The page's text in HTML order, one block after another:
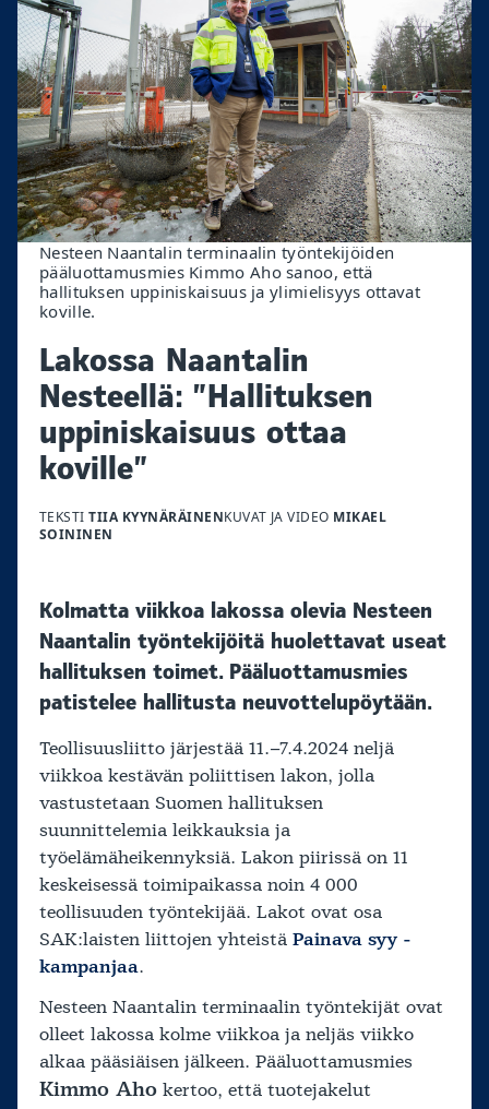
Nesteen Naantalin terminaalin työntekijöiden
pääluottamusmies Kimmo Aho sanoo, että
hallituksen uppiniskaisuus ja ylimielisyys ottavat
koville.
Lakossa Naantalin
Nesteellä: ”Hallituksen
uppiniskaisuus ottaa
koville”
TEKSTITIIA KYYNÄRÄINENKUVAT JA VIDEO MIKAEL
SOININEN
Kolmatta viikkoa lakossa olevia Nesteen
Naantalin työntekijöitä huolettavat useat
hallituksen toimet. Pääluottamusmies
patistelee hallitusta neuvottelupöytään.
Teollisuusliitto järjestää 11.–7.4.2024 neljä
viikkoa kestävän poliittisen lakon, jolla
vastustetaan Suomen hallituksen
suunnittelemia leikkauksia ja
työelämäheikennyksiä. Lakon piirissä on 11
keskeisessä toimipaikassa noin 4 000
teollisuuden työntekijää. Lakot ovat osa
SAK:laisten liittojen yhteistä Painava syy -
kampanjaa.
Nesteen Naantalin terminaalin työntekijät ovat
olleet lakossa kolme viikkoa ja neljäs viikko
alkaa pääsiäisen jälkeen. Pääluottamusmies
Kimmo Aho kertoo, että tuotejakelut